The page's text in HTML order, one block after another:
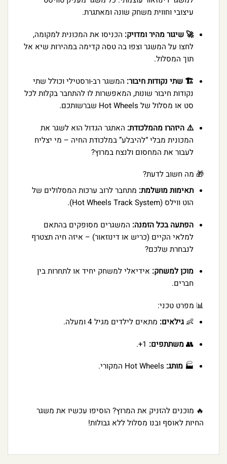
עיצובי וחווית משחק שונה ומאתגרת.
🚀 שיגור מהיר ומדויק: הכניסו את המכונית למקומה,
לחצו על המשגר וצפו בה טסה קדימה במהירות שיא אל
תוך המסלול.
🏗️ שתי נקודות חיבור: המשגר רב-ורסטילי וכולל שתי
נקודות חיבור שונות, המאפשרות לו להתחבר בקלות לכל
סט או מסלול של Hot Wheels שברשותכם.
⚠️ היזהרו מהמלכודת: האתגר הגדול הוא לשגר את
המכונית מבלי “להיבלע” במלכודת החיה – מי יצליח
לעבור את המחסום ולנצח במרוץ?
🎁 מה חשוב לדעת?
תאימות מושלמת: מתחבר לרוב ערכות המסלולים של
הוט ווילס (Hot Wheels Track System).
הפתעה בכל הזמנה: המשגרים מסופקים בהתאם
למלאי הקיים (כריש או דינוזאור) – איזה חיה תצטרף
לנבחרת שלכם?
מוכן למשחק: אידיאלי למשחק יחיד או לתחרות בין
חברים.
📊 מפרט טכני:
👶 גילאים: מתאים לילדים מגיל 4 ומעלה.
👥משתתפים:
🏭 מותג:
🔥 מוכנים להזניק את המרוץ? הוסיפו עכשיו את משגר
החיות לאוסף ובנו מסלול ללא גבולות!